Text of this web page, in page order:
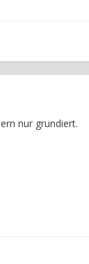
nur grundiert.